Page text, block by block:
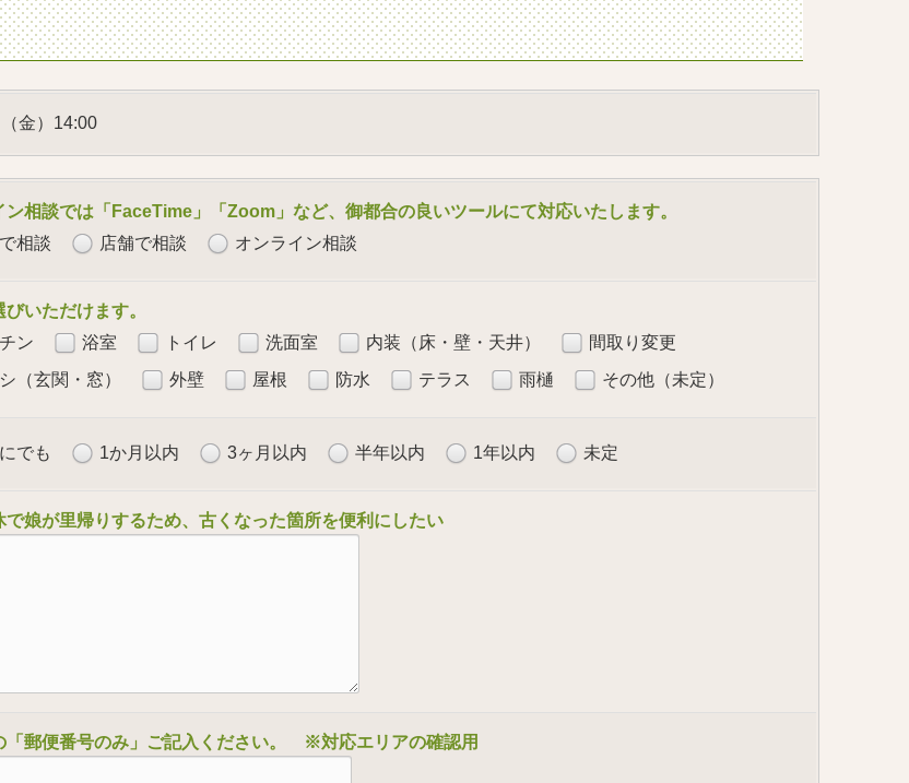
金）14:00
ン相談では「FaceTime」「Zoom」など、御都合の良いツールにて対応いたします。
相談
店舗で相談 オンライン相談
いただけます。
ン
浴室 トイレ 洗面室 内装（床・壁・天井）
間取り変更
（玄関・窓）
外壁 屋根 防水 テラス 雨樋 その他（未定）
でも 1か月以内 3ヶ月以内 半年以内 1年以内 未定
で娘が里帰りするため、古くなった箇所を便利にしたい
「郵便番号のみ」ご記入ください。 ※対応エリアの確認用